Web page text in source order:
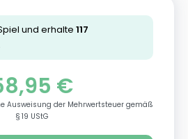
und erhalte 117
€
Ausweisung der Mehrwertsteuer gemäß
§ 19 UStG